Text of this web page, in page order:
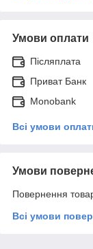
Умови оплати
Післяплата
Приват Банк
Monobank
Всі умови
Умови
Повернення
Всі умови